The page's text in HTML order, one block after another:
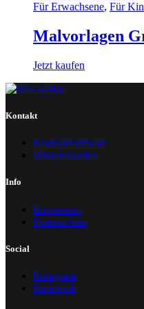
Für Erwachsene, Für
Malvorlagen
Jetzt kaufen
Kontakt
Kontaktformular
Wissenswertes
Info
Impressum
Datenschutz
Social
Instagram
Facebook